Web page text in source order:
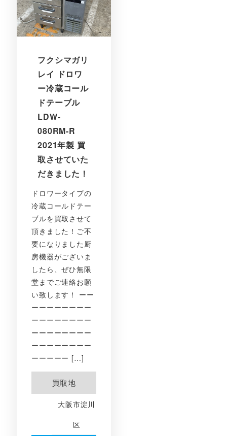
フクシマガリ
レイ ドロワ
ー冷蔵コール
ドテーブル
LDW-
080RM-R
2021年製 買
取させていた
だきました！
ドロワータイプの
冷蔵コールドテー
ブルを買取させて
頂きました！ご不
要になりました厨
房機器がございま
したら、ぜひ無限
堂までご連絡お願
い致します！ ーー
ーーーーーーーー
ーーーーーーーー
ーーーーーーーー
ーーーーーーーー
ーーーーー […]
買取地
大阪市淀川
区